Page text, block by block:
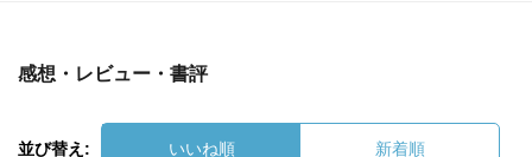
感想・レビュー・書評
並び替え: いいね順 新着順